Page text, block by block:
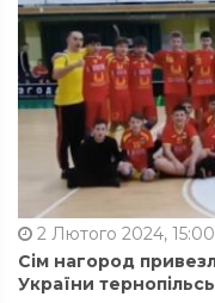
2 Лютого 2024, 15:00
Сім нагород
України